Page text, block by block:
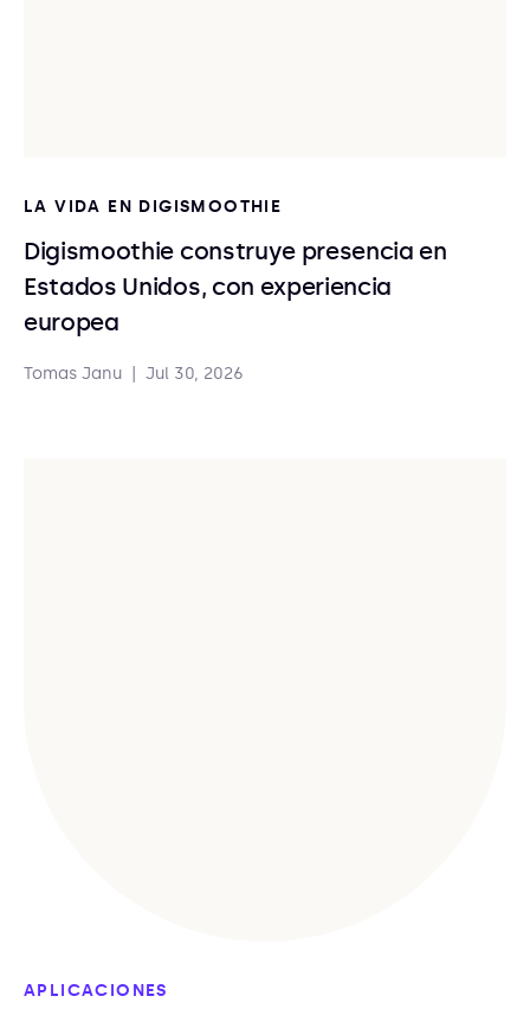
LA VIDA EN DIGISMOOTHIE
Digismoothie construye presencia en
Estados Unidos, con experiencia
europea
Tomas Janu Jul 30, 2026
APLICACIONES